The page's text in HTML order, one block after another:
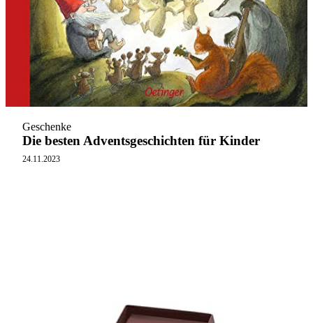
Geschenke
Die besten Adventsgeschichten für Kinder
24.11.2023